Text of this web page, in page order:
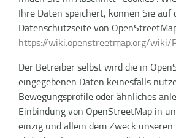
Ihre Daten speichert, können Sie auf
Datenschutzseite von
https://wiki.openstreetmap.org/wiki/
Der Betreiber selbst wird die in
eingegebenen Daten keinesfalls
Bewegungsprofile oder ähnliches
Einbindung von OpenStreetMap in
einzig und allein dem Zweck